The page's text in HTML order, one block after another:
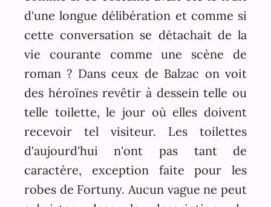
d'une longue délibération et comme si
cette conversation se détachait de la
vie courante comme une scène de
roman ? Dans ceux de Balzac on voit
des héroïnes revêtir à dessein telle ou
telle toilette, le jour où elles doivent
recevoir tel visiteur. Les toilettes
d'aujourd'hui n'ont pas tant de
caractère, exception faite pour les
robes de Fortuny. Aucun vague ne peut